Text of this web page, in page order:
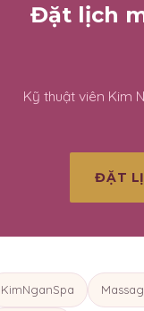
Đặt lịch
Kỹ thuật viên Kim
ĐẶT
KimNganSpa